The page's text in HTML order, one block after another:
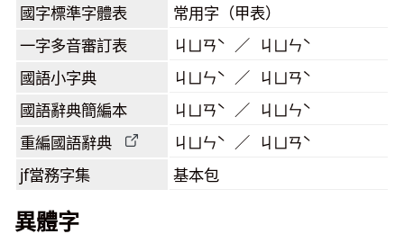
國字標準字體表 常用字（甲表）
一字多音審訂表 ㄐㄩㄢˋ ／ ㄐㄩㄣˋ
國語小字典 ㄐㄩㄣˋ ／ ㄐㄩㄢˋ
國語辭典簡編本 ㄐㄩㄢˋ ／ ㄐㄩㄣˋ
重編國語辭典 ㄐㄩㄣˋ ／ ㄐㄩㄢˋ
jf當務字集 基本包
異體字